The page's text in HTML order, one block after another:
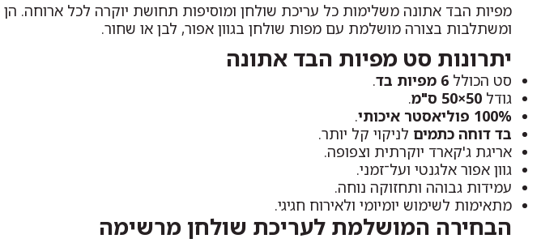
מפיות הבד אתונה משלימות כל עריכת שולחן ומוסיפות תחושת יוקרה לכל ארוחה.
ומשתלבות בצורה מושלמת עם מפות שולחן בגוון אפור, לבן או שחור.
יתרונות סט מפיות הבד אתונה
סט הכולל 6 מפיות בד
.
גודל 50×50 ס"מ
.
100% פוליאסטר איכותי
.
בד דוחה כתמים לניקוי קל יותר.
אריגת ג'קארד יוקרתית וצפופה.
גוון אפור אלגנטי ועל־זמני.
עמידות גבוהה ותחזוקה נוחה.
מתאימות לשימוש יומיומי ולאירוח חגיגי.
הבחירה המושלמת לעריכת שולחן מרשימה